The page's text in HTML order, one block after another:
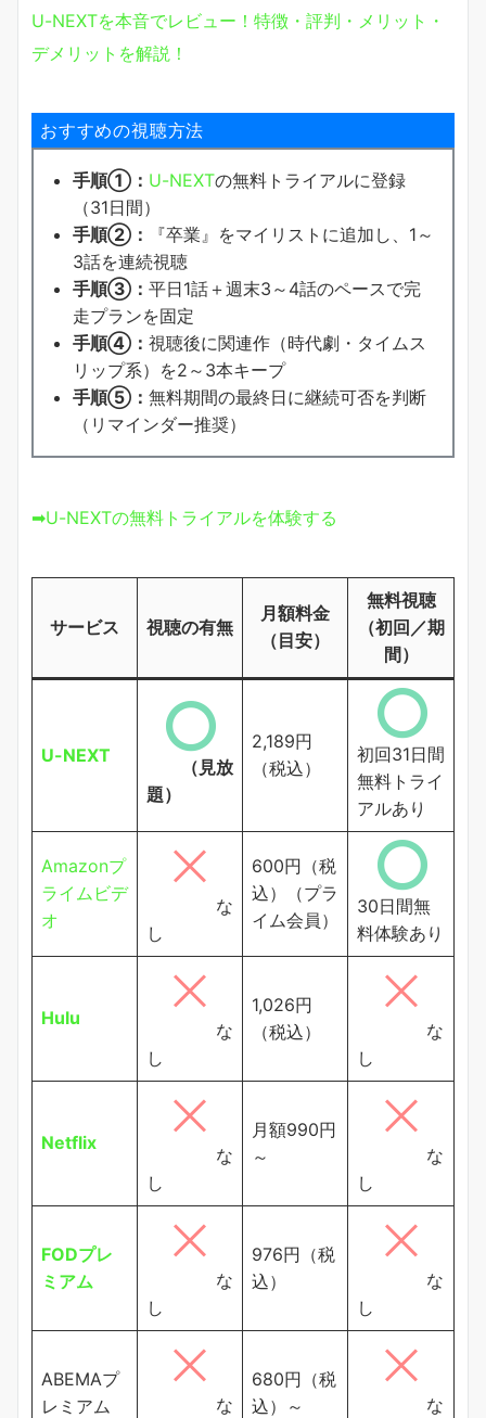
U-NEXTを本音でレビュー！特徴・評判・メリット・
デメリットを解説！
おすすめの視聴方法
手順①： U-NEXTの無料トライアルに登録
（31日間）
手順②：
『卒業』をマイリストに追加し、1～
3話を連続視聴
手順③： 平日1話＋週末3～4話のペースで完
走プランを固定
手順④： 視聴後に関連作（時代劇・タイムス
リップ系）を2～3本キープ
手順⑤： 無料期間の最終日に継続可否を判断
（リマインダー推奨）
➡U-NEXTの無料トライアルを体験する
サービス 視聴の有無
月額料金
（目安）
無料視聴
（初回／期
間）
U-NEXT
（見放
題）
2,189円
（税込）
初回31日間
無料トライ
アルあり
Amazonプ
ライムビデ
オ
な
し
600円（税
込）（プラ
イム会員）
30日間無
料体験あり
Hulu
な
し
1,026円
（税込）
な
し
Netflix
な
し
月額990円
～
な
し
FODプレ
ミアム
な
し
976円（税
込）
な
し
ABEMAプ
レミアム
な
680円（税
込）～
な